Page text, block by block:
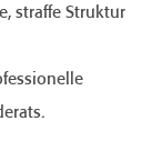
straffe Struktur